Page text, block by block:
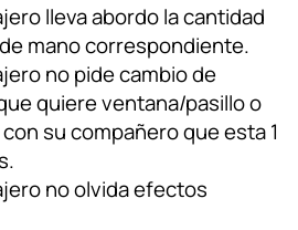
lleva abordo la cantidad
mano correspondiente.
no pide cambio de
quiere ventana/pasillo o
su compañero que esta 1
no olvida efectos